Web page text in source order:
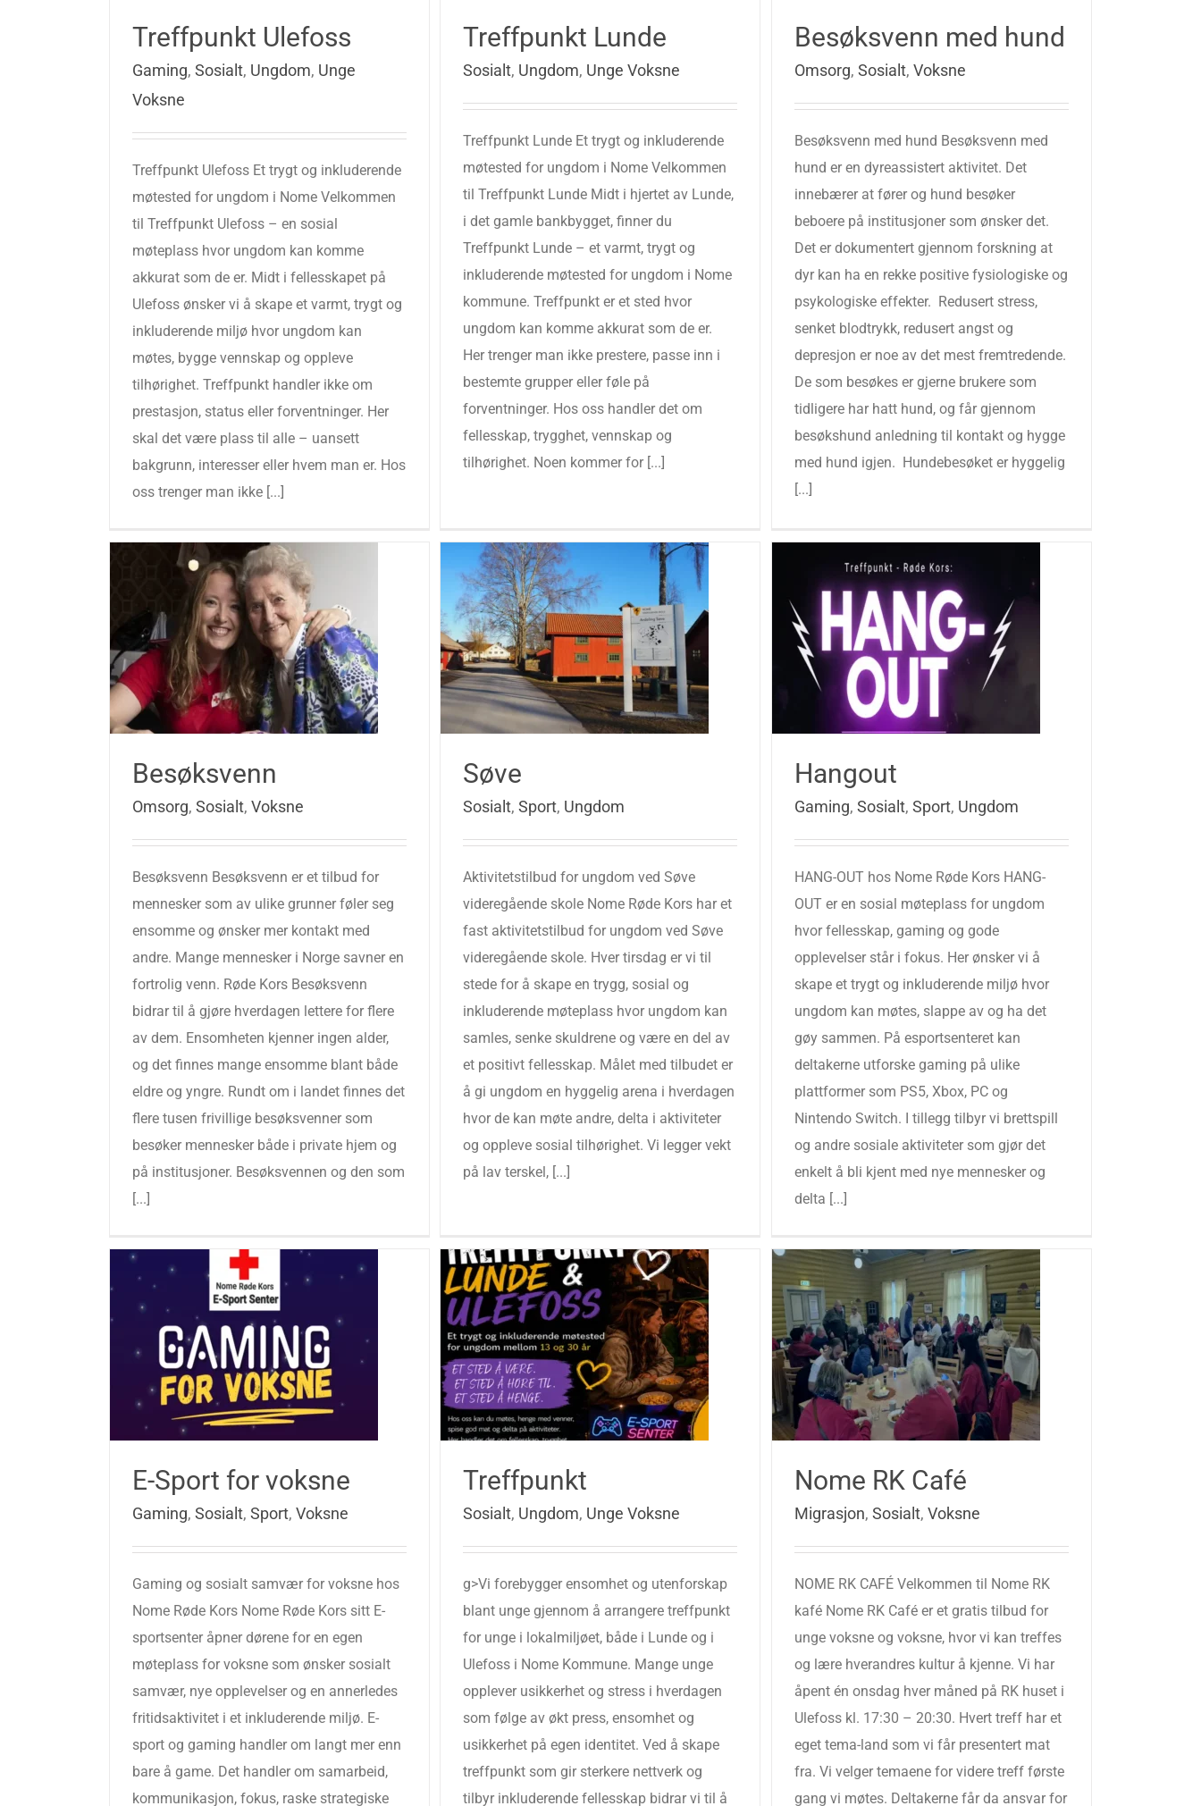
Treffpunkt Ulefoss
Gaming, Sosialt, Ungdom, Unge
Voksne
Treffpunkt Ulefoss Et trygt og inkluderende
møtested for ungdom i Nome Velkommen
til Treffpunkt Ulefoss – en sosial
møteplass hvor ungdom kan komme
akkurat som de er. Midt i fellesskapet på
Ulefoss ønsker vi å skape et varmt, trygt og
inkluderende miljø hvor ungdom kan
møtes, bygge vennskap og oppleve
tilhørighet. Treffpunkt handler ikke om
prestasjon, status eller forventninger. Her
skal det være plass til alle – uansett
bakgrunn, interesser eller hvem man er. Hos
oss trenger man ikke [...]
Treffpunkt Lunde
Sosialt, Ungdom, Unge Voksne
Treffpunkt Lunde Et trygt og inkluderende
møtested for ungdom i Nome Velkommen
til Treffpunkt Lunde Midt i hjertet av Lunde,
i det gamle bankbygget, finner du
Treffpunkt Lunde – et varmt, trygt og
inkluderende møtested for ungdom i Nome
kommune. Treffpunkt er et sted hvor
ungdom kan komme akkurat som de er.
Her trenger man ikke prestere, passe inn i
bestemte grupper eller føle på
forventninger. Hos oss handler det om
fellesskap, trygghet, vennskap og
tilhørighet. Noen kommer for [...]
Besøksvenn med hund
Omsorg, Sosialt, Voksne
Besøksvenn med hund Besøksvenn med
hund er en dyreassistert aktivitet. Det
innebærer at fører og hund besøker
beboere på institusjoner som ønsker det.
Det er dokumentert gjennom forskning at
dyr kan ha en rekke positive fysiologiske og
psykologiske effekter. Redusert stress,
senket blodtrykk, redusert angst og
depresjon er noe av det mest fremtredende.
De som besøkes er gjerne brukere som
tidligere har hatt hund, og får gjennom
besøkshund anledning til kontakt og hygge
med hund igjen. Hundebesøket er hyggelig
[...]
Besøksvenn
Omsorg, Sosialt, Voksne
Besøksvenn Besøksvenn er et tilbud for
mennesker som av ulike grunner føler seg
ensomme og ønsker mer kontakt med
andre. Mange mennesker i Norge savner en
fortrolig venn. Røde Kors Besøksvenn
bidrar til å gjøre hverdagen lettere for flere
av dem. Ensomheten kjenner ingen alder,
og det finnes mange ensomme blant både
eldre og yngre. Rundt om i landet finnes det
flere tusen frivillige besøksvenner som
besøker mennesker både i private hjem og
på institusjoner. Besøksvennen og den som
[...]
Søve
Sosialt, Sport, Ungdom
Aktivitetstilbud for ungdom ved Søve
videregående skole Nome Røde Kors har et
fast aktivitetstilbud for ungdom ved Søve
videregående skole. Hver tirsdag er vi til
stede for å skape en trygg, sosial og
inkluderende møteplass hvor ungdom kan
samles, senke skuldrene og være en del av
et positivt fellesskap. Målet med tilbudet er
å gi ungdom en hyggelig arena i hverdagen
hvor de kan møte andre, delta i aktiviteter
og oppleve sosial tilhørighet. Vi legger vekt
på lav terskel, [...]
Hangout
Gaming, Sosialt, Sport, Ungdom
HANG-OUT hos Nome Røde Kors HANG-
OUT er en sosial møteplass for ungdom
hvor fellesskap, gaming og gode
opplevelser står i fokus. Her ønsker vi å
skape et trygt og inkluderende miljø hvor
ungdom kan møtes, slappe av og ha det
gøy sammen. På esportsenteret kan
deltakerne utforske gaming på ulike
plattformer som PS5, Xbox, PC og
Nintendo Switch. I tillegg tilbyr vi brettspill
og andre sosiale aktiviteter som gjør det
enkelt å bli kjent med nye mennesker og
delta [...]
E-Sport for voksne
Gaming, Sosialt, Sport, Voksne
Gaming og sosialt samvær for voksne hos
Nome Røde Kors Nome Røde Kors sitt E-
sportsenter åpner dørene for en egen
møteplass for voksne som ønsker sosialt
samvær, nye opplevelser og en annerledes
fritidsaktivitet i et inkluderende miljø. E-
sport og gaming handler om langt mer enn
bare å game. Det handler om samarbeid,
kommunikasjon, fokus, raske strategiske
Treffpunkt
Sosialt, Ungdom, Unge Voksne
g>Vi forebygger ensomhet og utenforskap
blant unge gjennom å arrangere treffpunkt
for unge i lokalmiljøet, både i Lunde og i
Ulefoss i Nome Kommune. Mange unge
opplever usikkerhet og stress i hverdagen
som følge av økt press, ensomhet og
usikkerhet på egen identitet. Ved å skape
treffpunkt som gir sterkere nettverk og
tilbyr inkluderende fellesskap bidrar vi til å
Nome RK Café
Migrasjon, Sosialt, Voksne
NOME RK CAFÉ Velkommen til Nome RK
kafé Nome RK Café er et gratis tilbud for
unge voksne og voksne, hvor vi kan treffes
og lære hverandres kultur å kjenne. Vi har
åpent én onsdag hver måned på RK huset i
Ulefoss kl. 17:30 – 20:30. Hvert treff har et
eget tema-land som vi får presentert mat
fra. Vi velger temaene for videre treff første
gang vi møtes. Deltakerne får da ansvar for